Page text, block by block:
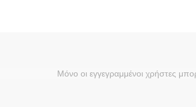
Μόνο οι εγγεγραμμένοι χρήστες